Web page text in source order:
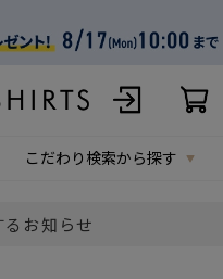
こだわり検索から探す
お知らせ